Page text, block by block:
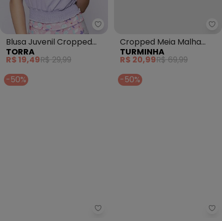
Torra - Blusa Juvenil Cropped
Blusa Juvenil Cropped
com Lastex (Lilás)
TORRA
R$ 19,49R$ 29,99
Cropped Meia Malha
Tshirt (Rosa)
TURMINHA
R$ 20,99R$ 69,99
-50%
Quimby - Cropped Básico
-50%